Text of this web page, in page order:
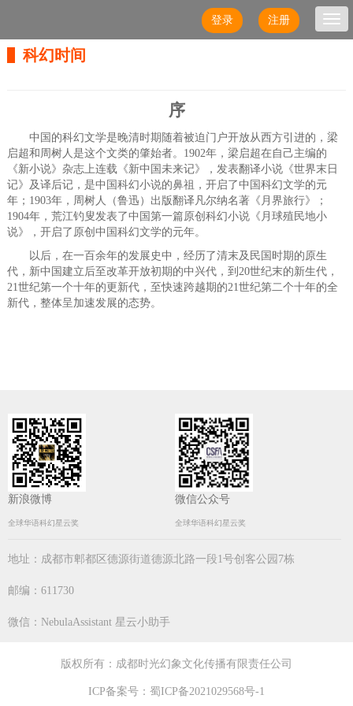
注册
登录
科幻时间
序
中国的科幻文学是晚清时期随着被迫门户开放从西方引进的，梁
启超和周树人是这个文类的肇始者。1902年，梁启超在自己主编的
《新小说》杂志上连载《新中国未来记》，发表翻译小说《世界末日
记》及译后记，是中国科幻小说的鼻祖，开启了中国科幻文学的元
年；1903年，周树人（鲁迅）出版翻译凡尔纳名著《月界旅行》；
1904年，荒江钓叟发表了中国第一篇原创科幻小说《月球殖民地小
说》，开启了原创中国科幻文学的元年。
以后，在一百余年的发展史中，经历了清末及民国时期的原生
代，新中国建立后至改革开放初期的中兴代，到20世纪末的新生代，
21世纪第一个十年的更新代，至快速跨越期的21世纪第二个十年的全
新代，整体呈加速发展的态势。
新浪微博
全球华语科幻星云奖
微信公众号
全球华语科幻星云奖
地址：成都市郫都区德源街道德源北路一段1号创客公园7栋
邮编：611730
微信：NebulaAssistant 星云小助手
版权所有：成都时光幻象文化传播有限责任公司
ICP备案号： 蜀ICP备2021029568号-1